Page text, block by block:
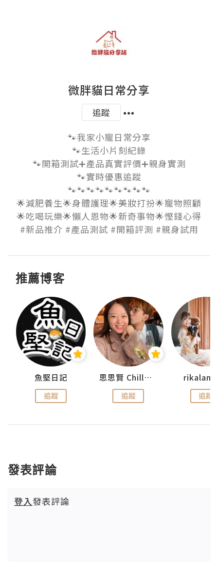
微胖貓日常分享
追蹤
🐾我家小寵日常分享
🐾生活小片刻紀錄
🐾開箱測試➕產品真實評價➕親身實測
🐾實時優惠追蹤
🐾🐾🐾🐾🐾🐾🐾🐾🐾
🌟減肥養生🌟身體護理🌟美妝打扮🌟寵物照顧
🌟吃喝玩樂🌟懶人恩物🌟新奇事物🌟慳錢心得
#新品推介 #產品測試 #開箱評測 #親身試用
推薦博客
魚堅日記
追蹤
思思賢 ChillMyBabe
追蹤 追蹤
發表評論
登入發表評論